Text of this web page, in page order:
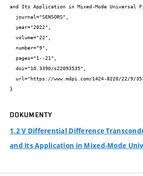
and Its Application in Mixed-Mode Universal
}
DOKUMENTY
1.2 V Differential Difference
and Its Application in Mixed-Mode